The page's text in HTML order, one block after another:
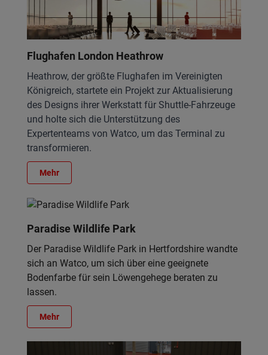
Flughafen London Heathrow
Heathrow, der größte Flughafen im Vereinigten
Königreich, startete ein Projekt zur Aktualisierung
des Designs ihrer Werkstatt für Shuttle-Fahrzeuge
und holte sich die Unterstützung des
Expertenteams von Watco, um das Terminal zu
transformieren.
Mehr
Paradise Wildlife Park
Der Paradise Wildlife Park in Hertfordshire wandte
sich an Watco, um sich über eine geeignete
Bodenfarbe für sein Löwengehege beraten zu
lassen.
Mehr